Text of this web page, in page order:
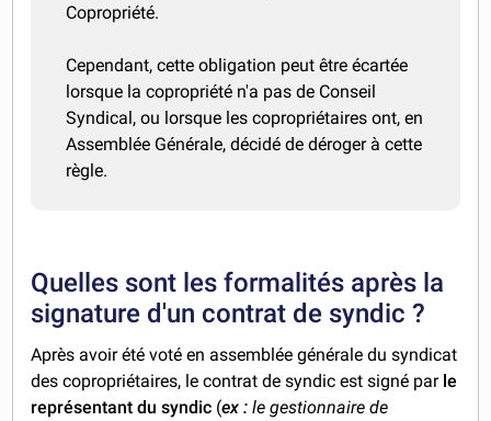
Copropriété.
Cependant, cette obligation peut être écartée
lorsque la copropriété n'a pas de Conseil
Syndical, ou lorsque les copropriétaires ont, en
Assemblée Générale, décidé de déroger à cette
règle.
Quelles sont les formalités après la
signature d'un contrat de syndic ?
Après avoir été voté en assemblée générale du syndicat
des copropriétaires, le contrat de syndic est signé par le
représentant du syndic (ex :le gestionnaire de